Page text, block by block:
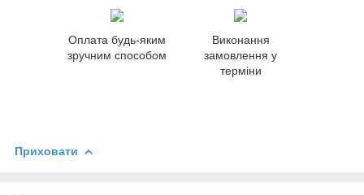
Оплата будь-яким
зручним способом
Виконання
замовлення у
терміни
Приховати